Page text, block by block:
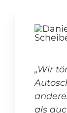
„Wir
als